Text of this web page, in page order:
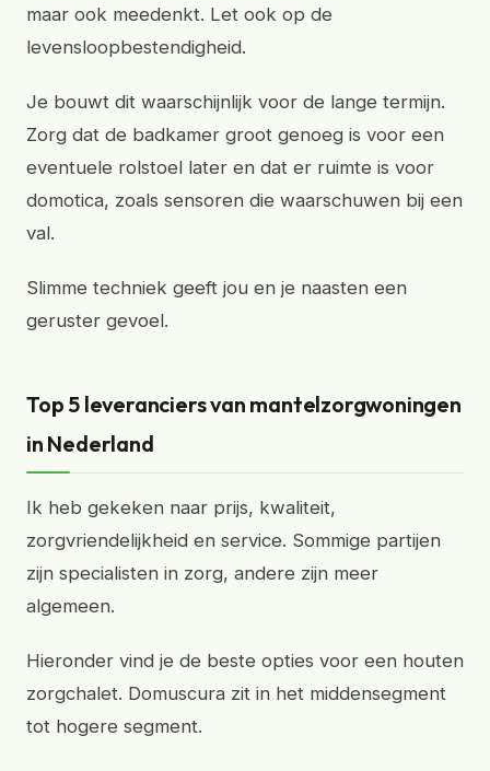
maar ook meedenkt. Let ook op de
levensloopbestendigheid.
Je bouwt dit waarschijnlijk voor de lange termijn.
Zorg dat de badkamer groot genoeg is voor een
eventuele rolstoel later en dat er ruimte is voor
domotica, zoals sensoren die waarschuwen bij een
val.
Slimme techniek geeft jou en je naasten een
geruster gevoel.
Top 5 leveranciers van mantelzorgwoningen
in Nederland
Ik heb gekeken naar prijs, kwaliteit,
zorgvriendelijkheid en service. Sommige partijen
zijn specialisten in zorg, andere zijn meer
algemeen.
Hieronder vind je de beste opties voor een houten
zorgchalet. Domuscura zit in het middensegment
tot hogere segment.